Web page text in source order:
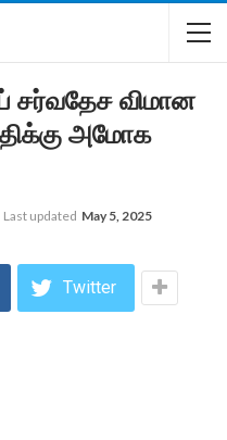
சர்வதேச விமான
அமோக
Last updated May 5, 2025
Twitter